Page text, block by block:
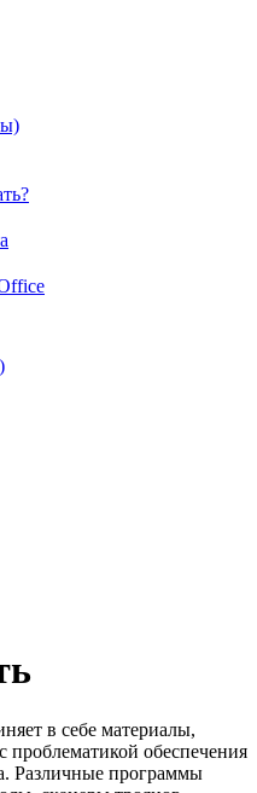
в себе материалы,
проблематикой обеспечения
Различные программы